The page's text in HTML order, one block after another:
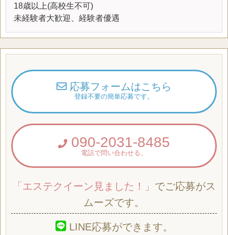
18歳以上(高校生不可)
未経験者大歓迎、経験者優遇
応募フォームはこちら
登録不要の簡単応募です。
090-2031-8485
電話で問い合わせる。
「エステクイーン見ました！」 でご応募がス
ムーズです。
LINE応募ができます。